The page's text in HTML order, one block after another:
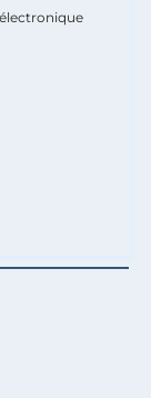
électronique